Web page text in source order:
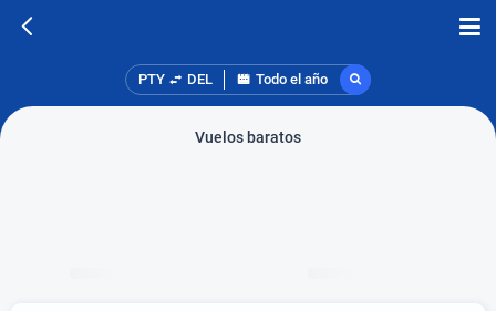
PTY DEL Todo el año
Vuelos baratos